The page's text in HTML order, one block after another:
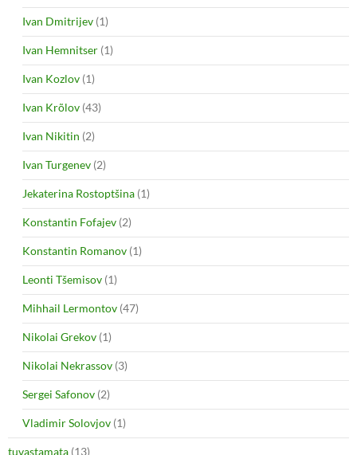
Ivan Dmitrijev (1)
Ivan Hemnitser (1)
Ivan Kozlov (1)
Ivan Krõlov (43)
Ivan Nikitin (2)
Ivan Turgenev (2)
Jekaterina Rostoptšina (1)
Konstantin Fofajev (2)
Konstantin Romanov (1)
Leonti Tšemisov (1)
Mihhail Lermontov (47)
Nikolai Grekov (1)
Nikolai Nekrassov (3)
Sergei Safonov (2)
Vladimir Solovjov (1)
tuvastamata (13)